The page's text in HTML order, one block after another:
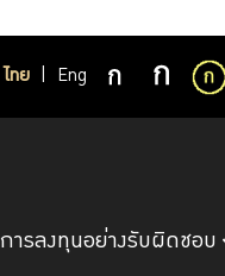
ไทย Eng
การลงทุนอย่างรับผิดชอบ